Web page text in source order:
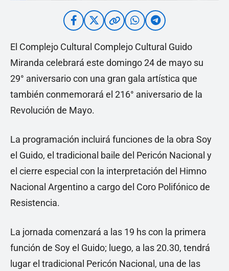
El Complejo Cultural Complejo Cultural Guido
Miranda celebrará este domingo 24 de mayo su
29° aniversario con una gran gala artística que
también conmemorará el 216° aniversario de la
Revolución de Mayo.
La programación incluirá funciones de la obra Soy
el Guido, el tradicional baile del Pericón Nacional y
el cierre especial con la interpretación del Himno
Nacional Argentino a cargo del Coro Polifónico de
Resistencia.
La jornada comenzará a las 19 hs con la primera
función de Soy el Guido; luego, a las 20.30, tendrá
lugar el tradicional Pericón Nacional, una de las